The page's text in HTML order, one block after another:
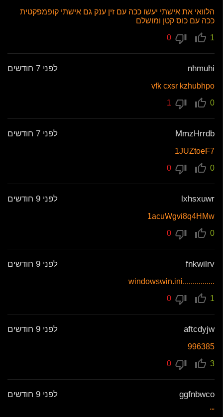
הלוואי את אישתי יעשו ככה עם זין ענק גם אישתי קופמפקטית
ככה עם כוס קטן ומושלם
1
nhmuhi לפני 7 חודשים
vfk cxsr kzhubhpo
0
MmzHrrdb לפני 7 חודשים
1JUZtoeF7
0
lxhsxuwr לפני 9 חודשים
1acuWgvi8q4HMw
0
fnkwilrv לפני 9 חודשים
................windowswin.ini
1
aftcdyjw לפני 9 חודשים
996385
3
ggfnbwco לפני 9 חודשים
'"